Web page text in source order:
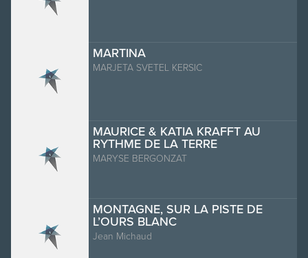
MARTINA
MARJETA SVETEL KERSIC
MAURICE & KATIA KRAFFT AU
RYTHME DE LA TERRE
MARYSE BERGONZAT
MONTAGNE, SUR LA PISTE DE
L’OURS BLANC
Jean Michaud